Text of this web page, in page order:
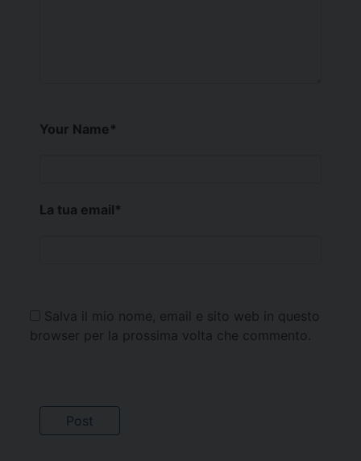
Your Name*
La tua email*
Salva il mio nome, email e sito web in questo
browser per la prossima volta che commento.